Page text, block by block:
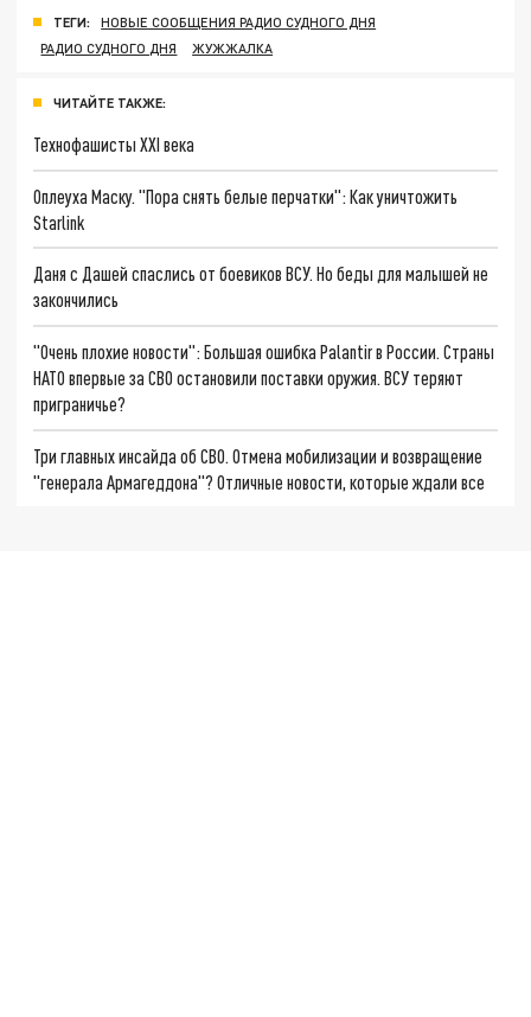
ТЕГИ:
НОВЫЕ СООБЩЕНИЯ РАДИО СУДНОГО ДНЯ
РАДИО СУДНОГО ДНЯ
ЖУЖЖАЛКА
ЧИТАЙТЕ ТАКЖЕ:
Технофашисты XXI века
Оплеуха Маску. "Пора снять белые перчатки": Как уничтожить
Starlink
Даня с Дашей спаслись от боевиков ВСУ. Но беды для малышей не
закончились
"Очень плохие новости": Большая ошибка Palantir в России. Страны
НАТО впервые за СВО остановили поставки оружия. ВСУ теряют
приграничье?
Три главных инсайда об СВО. Отмена мобилизации и возвращение
"генерала Армагеддона"? Отличные новости, которые ждали все